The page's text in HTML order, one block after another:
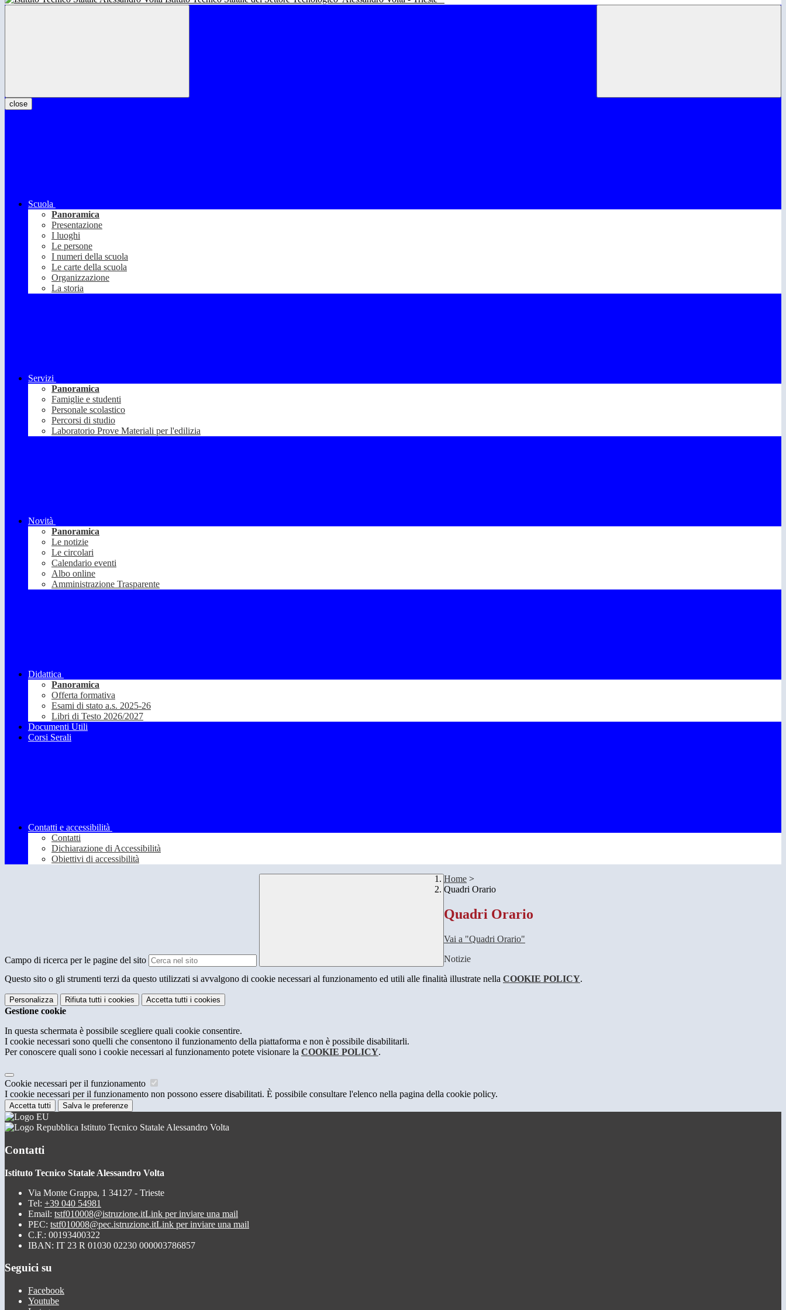
close
Scuola
Panoramica
Presentazione
I luoghi
Le persone
I numeri della scuola
Le carte della scuola
Organizzazione
La storia
Servizi
Panoramica
Famiglie e studenti
Personale scolastico
Percorsi di studio
Laboratorio Prove Materiali per l'edilizia
Novità
Panoramica
Le notizie
Le circolari
Calendario eventi
Albo online
Amministrazione Trasparente
Didattica
Panoramica
Offerta formativa
Esami di stato a.s. 2025-26
Libri di Testo 2026/2027
Documenti Utili
Corsi Serali
Contatti e accessibilità
Contatti
Dichiarazione di Accessibilità
Obiettivi di accessibilità
Campo di ricerca per le pagine del sito
Home >
Quadri Orario
Quadri Orario
Vai a "Quadri Orario"
Notizie
Questo sito o gli strumenti terzi da questo utilizzati si avvalgono di cookie necessari al funzionamento ed utili alle finalità illustrate nella COOKIE POLICY.
Personalizza Rifiuta tutti i cookies Accetta tutti i cookies
Gestione cookie
In questa schermata è possibile scegliere quali cookie consentire.
I cookie necessari sono quelli che consentono il funzionamento della piattaforma e non è possibile disabilitarli.
Per conoscere quali sono i cookie necessari al funzionamento potete visionare la COOKIE POLICY.
Cookie necessari per il funzionamento
I cookie necessari per il funzionamento non possono essere disabilitati. È possibile consultare l'elenco nella pagina della cookie policy.
Accetta tutti Salva le preferenze
Istituto Tecnico Statale Alessandro Volta
Contatti
Istituto Tecnico Statale Alessandro Volta
Via Monte Grappa, 1 34127 - Trieste
Tel: +39 040 54981
Email: tstf010008@istruzione.itLink per inviare una mail
PEC: tstf010008@pec.istruzione.itLink per inviare una mail
C.F.: 00193400322
IBAN: IT 23 R 01030 02230 000003786857
Seguici su
Facebook
Youtube